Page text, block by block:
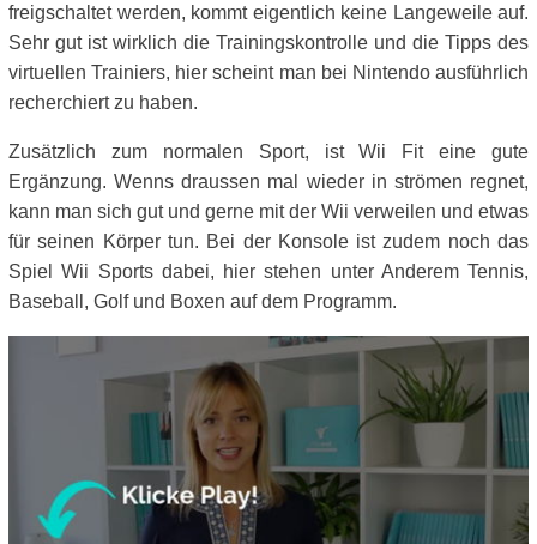
freigschaltet werden, kommt eigentlich keine Langeweile auf.
Sehr gut ist wirklich die Trainingskontrolle und die Tipps des
virtuellen Trainiers, hier scheint man bei Nintendo ausführlich
recherchiert zu haben.
Zusätzlich zum normalen Sport, ist Wii Fit eine gute
Ergänzung. Wenns draussen mal wieder in strömen regnet,
kann man sich gut und gerne mit der Wii verweilen und etwas
für seinen Körper tun. Bei der Konsole ist zudem noch das
Spiel Wii Sports dabei, hier stehen unter Anderem Tennis,
Baseball, Golf und Boxen auf dem Programm.